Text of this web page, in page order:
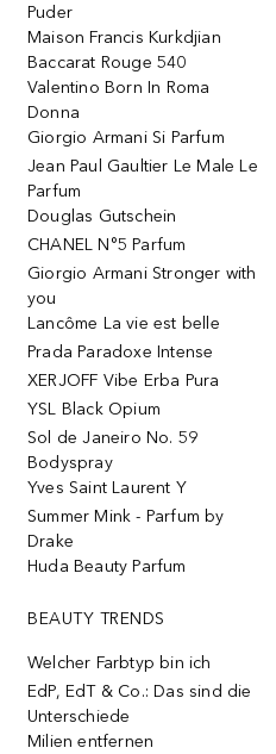
Puder
Maison Francis Kurkdjian
Baccarat Rouge 540
Valentino Born In Roma
Donna
Giorgio Armani Si Parfum
Jean Paul Gaultier Le Male Le
Parfum
Douglas Gutschein
CHANEL N°5 Parfum
Giorgio Armani Stronger with
you
Lancôme La vie est belle
Prada Paradoxe Intense
XERJOFF Vibe Erba Pura
YSL Black Opium
Sol de Janeiro No. 59
Bodyspray
Yves Saint Laurent Y
Summer Mink - Parfum by
Drake
Huda Beauty Parfum
BEAUTY TRENDS
Welcher Farbtyp bin ich
EdP, EdT & Co.: Das sind die
Unterschiede
Milien entfernen